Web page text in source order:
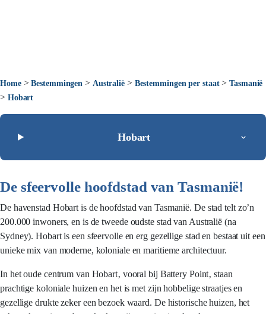
Home>Bestemmingen > Australië> Bestemmingen per staat>Tasmanië
> Hobart
Hobart
De sfeervolle hoofdstad van Tasmanië!
De havenstad Hobart is de hoofdstad van Tasmanië. De stad telt zo’n
200.000 inwoners, en is de tweede oudste stad van Australië (na
Sydney). Hobart is een sfeervolle en erg gezellige stad en bestaat uit een
unieke mix van moderne, koloniale en maritieme architectuur.
In het oude centrum van Hobart‚ vooral bij Battery Point‚ staan
prachtige koloniale huizen en het is met zijn hobbelige straatjes en
gezellige drukte zeker een bezoek waard. De historische huizen, het